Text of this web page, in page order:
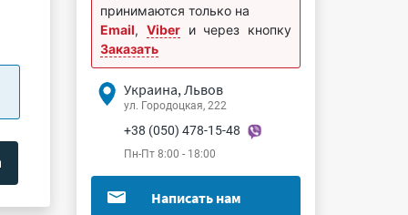
принимаются только на
Email, Viberи через кнопку
Заказать
Украина, Львов
ул. Городоцкая, 222
+38 (050) 478-15-48
Пн-Пт 8:00 - 18:00
Написать нам